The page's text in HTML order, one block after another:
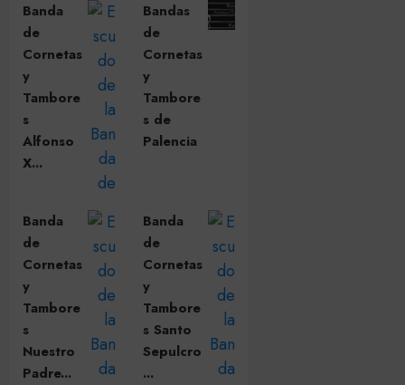
Banda
de
Cornetas
y
Tambore
s
Alfonso
X...
Bandas
de
Cornetas
y
Tambore
s de
Palencia
Banda
de
Cornetas
y
Tambore
s
Nuestro
Padre...
Banda
de
Cornetas
y
Tambore
s Santo
Sepulcro
...